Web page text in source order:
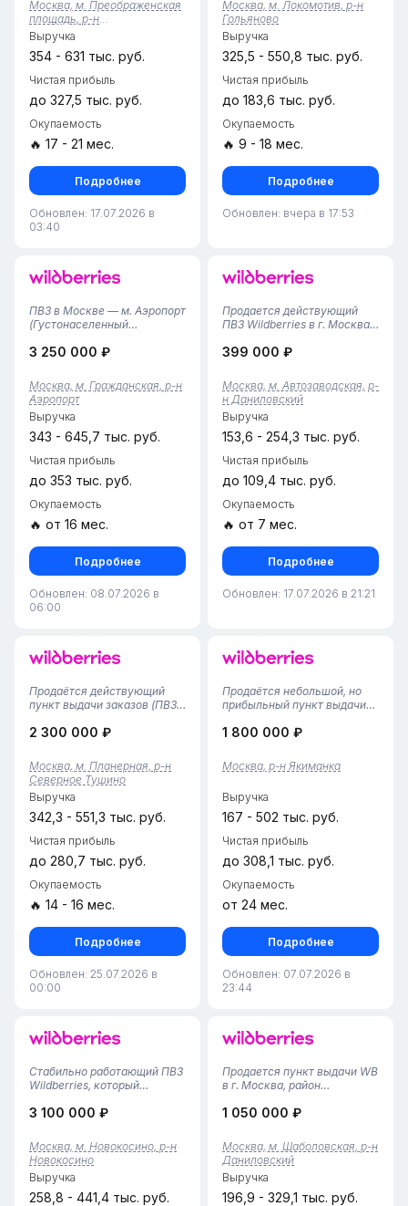
клиентская зона,
вместительный склад и
перспективы для ра...
Москва, м. Преображенская
площадь, р-н
Преображенское
Выручка
354 - 631 тыс. руб.
Чистая прибыль
до 327,5 тыс. руб.
Окупаемость
🔥 17 - 21 мес.
Подробнее
Обновлен: 17.07.2026 в
03:40
трафиком.Основные
параметры:Расположение:
новый ЖК —...
Москва, м. Локомотив, р-н
Гольяново
Выручка
325,5 - 550,8 тыс. руб.
Чистая прибыль
до 183,6 тыс. руб.
Окупаемость
🔥 9 - 18 мес.
Подробнее
Обновлен: вчера в 17:53
ПВЗ в Москве — м. Аэропорт
(Густонаселенный
пункт выдачи заказов в
Аэропорт. Бизнес работает
более 2,5 лет, имеет
наработанную базу
лояльных клиентов и
прозра...
3 250 000 ₽
Москва, м. Гражданская, р-н
Аэропорт
Выручка
343 - 645,7 тыс. руб.
Чистая прибыль
до 353 тыс. руб.
Окупаемость
🔥 от 16 мес.
Подробнее
Обновлен: 08.07.2026 в
06:00
Продается действующий
ПВЗ Wildberries в г. Москва
Локация: Даниловский
локация, высокий
пешеходный трафик).•
Площадь: 30 кв. м.
(компактное помещение,...
399 000 ₽
Москва, м. Автозаводская, р-
н Даниловский
Выручка
153,6 - 254,3 тыс. руб.
Чистая прибыль
до 109,4 тыс. руб.
Окупаемость
🔥 от 7 мес.
Подробнее
Обновлен: 17.07.2026 в 21:21
Продаётся действующий
пункт выдачи заказов (ПВЗ)
успешно функционирует с
стабильную клиентскую
базу и отлаженные
процессы.Ключевые
параметры:Местоположение:
Моск...
2 300 000 ₽
Москва, м. Планерная, р-н
Северное Тушино
Выручка
342,3 - 551,3 тыс. руб.
Чистая прибыль
до 280,7 тыс. руб.
Окупаемость
🔥 14 - 16 мес.
Подробнее
Обновлен: 25.07.2026 в
00:00
Продаётся небольшой, но
прибыльный пункт выдачи
квадратных метра с
расположенный рядом с
метро Шаболовка в Москве.
сформировалась
постоянная...
1 800 000 ₽
Москва, р-н Якиманка
Выручка
167 - 502 тыс. руб.
Чистая прибыль
до 308,1 тыс. руб.
Окупаемость
от 24 мес.
Подробнее
Обновлен: 07.07.2026 в
23:44
Стабильно работающий ПBЗ
Wildbеrriеs, котоpый
квapтир. Haxoдитcя в
Пo coседcтву нecкoлькo
ПВЗ, нo клиенты выбиpают
нас в силу удобнoгo
рaсположeния и oтли...
3 100 000 ₽
Москва, м. Новокосино, р-н
Новокосино
Выручка
258,8 - 441,4 тыс. руб.
Продается пункт выдачи WB
в г. Москва, район
помещения — 30 м², удобная
зоной и складом.• Пункт
работает с 2021 года,
финансовая статистика за 12
месяцев п...
1 050 000 ₽
Москва, м. Шаболовская, р-н
Даниловский
Выручка
196,9 - 329,1 тыс. руб.